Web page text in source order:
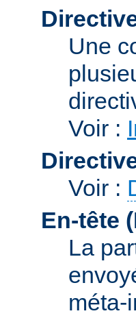
Une
Voir :
Voir :
En-tête
La
méta-